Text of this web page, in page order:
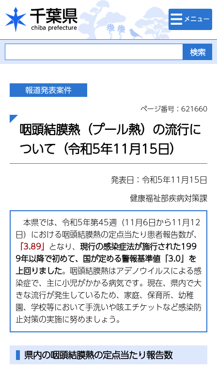
千葉県
検索・メニュ
ー
ページ番号：621660
咽頭結膜熱（プール熱）の流行に
ついて（令和5年11月15日）
発表日：令和5年11月15日
健康福祉部疾病対策課
本県では、令和5年第45週（11月6日から11月12
日）における咽頭結膜熱の定点当たり患者報告数が、
「3.89」 となり、 現行の感染症法が施行された199
9年以降で初めて、国が定める警報基準値「3.0」を
上回りました。咽頭結膜熱はアデノウイルスによる感
染症で、主に小児がかかる病気です。現在、県内で大
きな流行が発生しているため、家庭、保育所、幼稚
園、学校等において手洗いや咳エチケットなど感染防
止対策の実施に努めましょう。
県内の咽頭結膜熱の定点当たり報告数